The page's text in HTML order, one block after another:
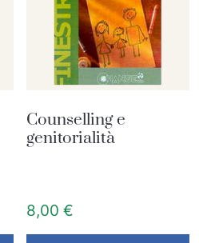
Counselling e
genitorialità
8,00€